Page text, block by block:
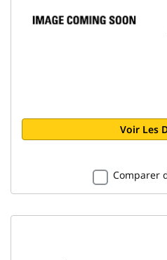
Voir Les
Comparer